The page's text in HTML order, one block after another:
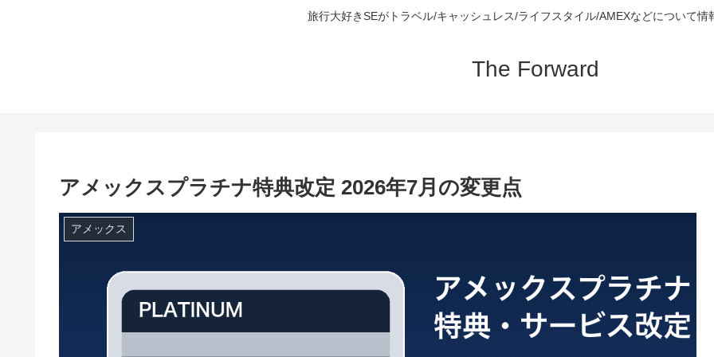
旅行大好きSEがトラベル/キャッシュレス/ライフスタイル/AMEXなどについて情
The Forward
アメックスプラチナ特典改定 2026年7月の変更点
アメックス